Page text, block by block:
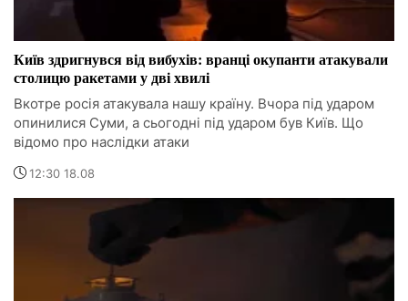
Київ здригнувся від вибухів: вранці окупанти атакували
столицю ракетами у дві хвилі
Вкотре росія атакувала нашу країну. Вчора під ударом
опинилися Суми, а сьогодні під ударом був Київ. Що
відомо про наслідки атаки
12:30 18.08